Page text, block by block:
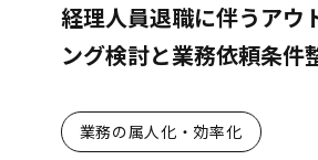
経理人員退職に伴うアウ
ング検討と業務依頼条件
業務の属人化・効率化